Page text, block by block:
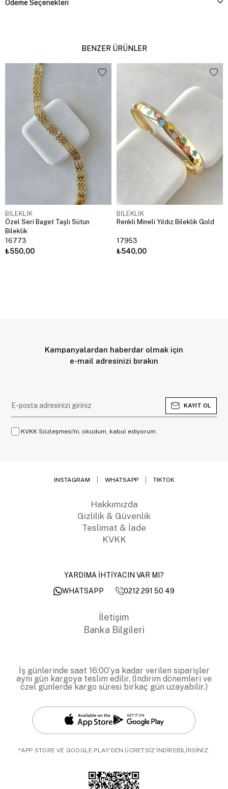
Ödeme Seçenekleri
BENZER ÜRÜNLER
BİLEKLİK
Özel Seri Baget Taşlı Sütun
Bileklik
16773
₺550,00
BİLEKLİK
Renkli Mineli Yıldız Bileklik Gold
17953
₺540,00
Kampanyalardan haberdar olmak için
e-mail adresinizi bırakın
KAYIT OL
KVKK Sözleşmesi'ni, okudum, kabul ediyorum.
INSTAGRAM WHATSAPP TIKTOK
Hakkımızda
Gizlilik & Güvenlik
Teslimat & İade
KVKK
YARDIMA İHTİYACIN VAR MI?
WHATSAPP
0212 291 50 49
İletişim
Banka Bilgileri
İş günlerinde saat 16:00’ya kadar verilen siparişler
aynı gün kargoya teslim edilir. (İndirim dönemleri ve
özel günlerde kargo süresi birkaç gün uzayabilir.)
*APP STORE VE GOOGLE PLAY'DEN ÜCRETSİZ İNDİREBİLİRSİNİZ.